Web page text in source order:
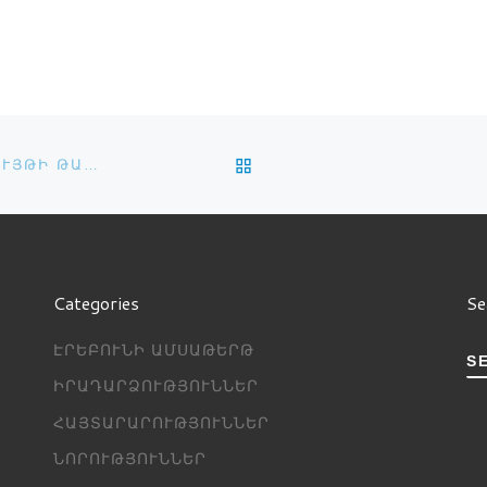
Categories
ԷՐԵԲՈՒՆԻ ԱՄՍԱԹԵՐԹ
ԻՐԱԴԱՐՁՈՒԹՅՈՒՆՆԵՐ
ՀԱՅՏԱՐԱՐՈՒԹՅՈՒՆՆԵՐ
ՆՈՐՈՒԹՅՈՒՆՆԵՐ